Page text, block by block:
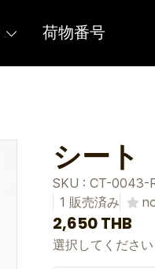
荷物番号
シート
SKU : CT-0043-
1 販売済み
2,650 THB
選択してください